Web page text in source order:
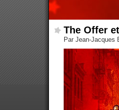
The Offer
Par Jean-Jacques